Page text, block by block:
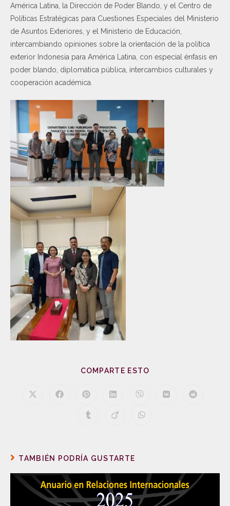
América Latina, la Dirección de Poder Blando, y el Centro de
Políticas Estratégicas para Cuestiones Especiales del Ministerio
de Asuntos Exteriores, y el Ministerio de Educación,
intercambiando opiniones sobre la orientación de la política
exterior Indonesia para América Latina, con especial énfasis en
poder blando, diplomática pública, intercambios culturales y
cooperación académica.
COMPARTE ESTO
TAMBIÉN PODRÍA GUSTARTE